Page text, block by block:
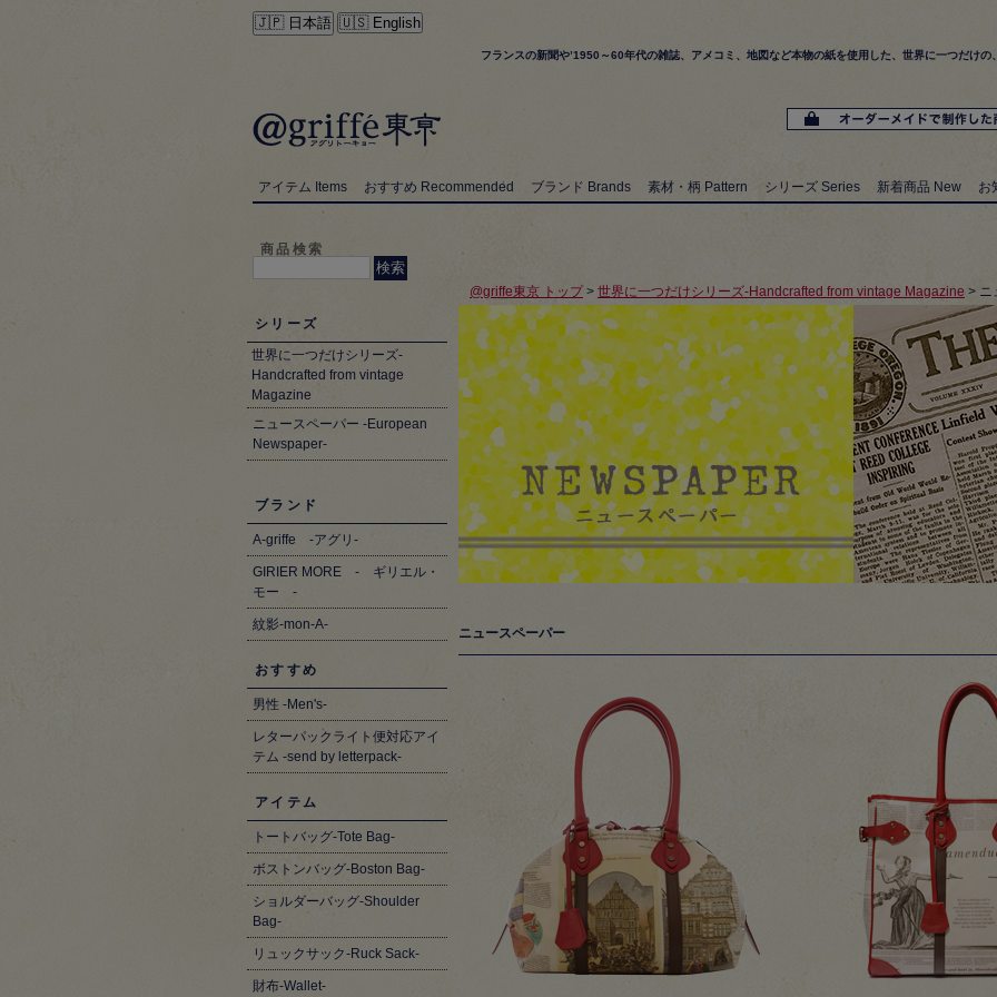
🇯🇵 日本語 🇺🇸 English
フランスの新聞や’1950～60年代の雑誌、アメコミ、地図など本物の紙を使用した、世界に一つだけ
アイテム Items おすすめ Recommended ブランド Brands 素材・柄 Pattern シリーズ Series 新着商品 New お
商品検索
シリーズ
世界に一つだけシリーズ-
Handcrafted from vintage
Magazine
ニュースペーパー -European
Newspaper-
ブランド
A-griffe -アグリ-
GIRIER MORE - ギリエル・
モー -
紋影-mon-A-
おすすめ
男性 -Men's-
レターパックライト便対応アイ
テム -send by letterpack-
アイテム
トートバッグ-Tote Bag-
ボストンバッグ-Boston Bag-
ショルダーバッグ-Shoulder
Bag-
リュックサック-Ruck Sack-
財布-Wallet-
@griffe東京 トップ > 世界に一つだけシリーズ-Handcrafted from vintage Magazine > ニ
ニュースペーパー